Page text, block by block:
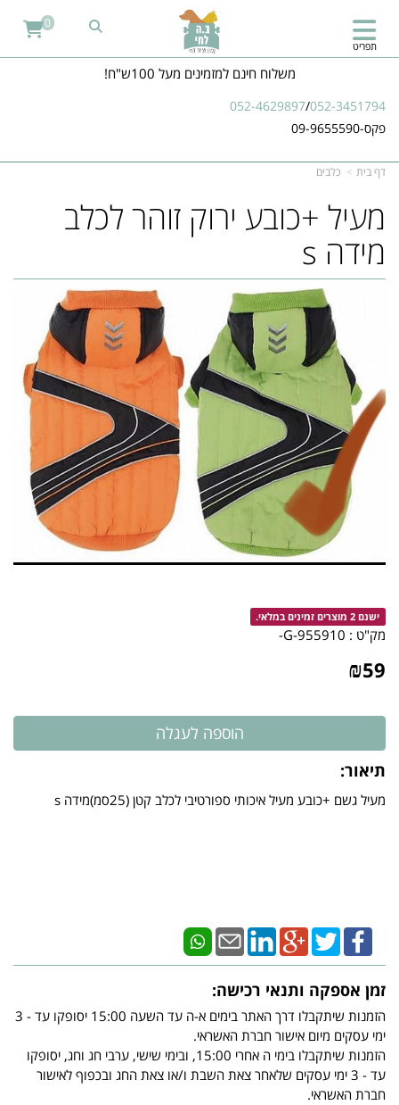
משלוח חינם למזמינים מעל 100ש"ח!
052-4629897/052-3451794
פקס-09-9655590
תפריט
0
דף בית כלבים
מעיל +כובע ירוק זוהר לכלב
מידה s
ישנם 2 מוצרים זמינים במלאי.
מק"ט : 955910-G-
₪59
תיאור:
מעיל גשם +כובע מעיל איכותי ספורטיבי לכלב קטן (25סמ)מידה s
זמן אספקה ותנאי רכישה:
הזמנות שיתקבלו דרך האתר בימים א-ה עד השעה 15:00 יסופקו עד - 3
ימי עסקים מיום אישור חברת האשראי.
הזמנות שיתקבלו בימי ה אחרי 15:00, ובימי שישי, ערבי חג וחג, יסופקו
עד - 3 ימי עסקים שלאחר צאת השבת ו/או צאת החג ובכפוף לאישור
חברת האשראי.